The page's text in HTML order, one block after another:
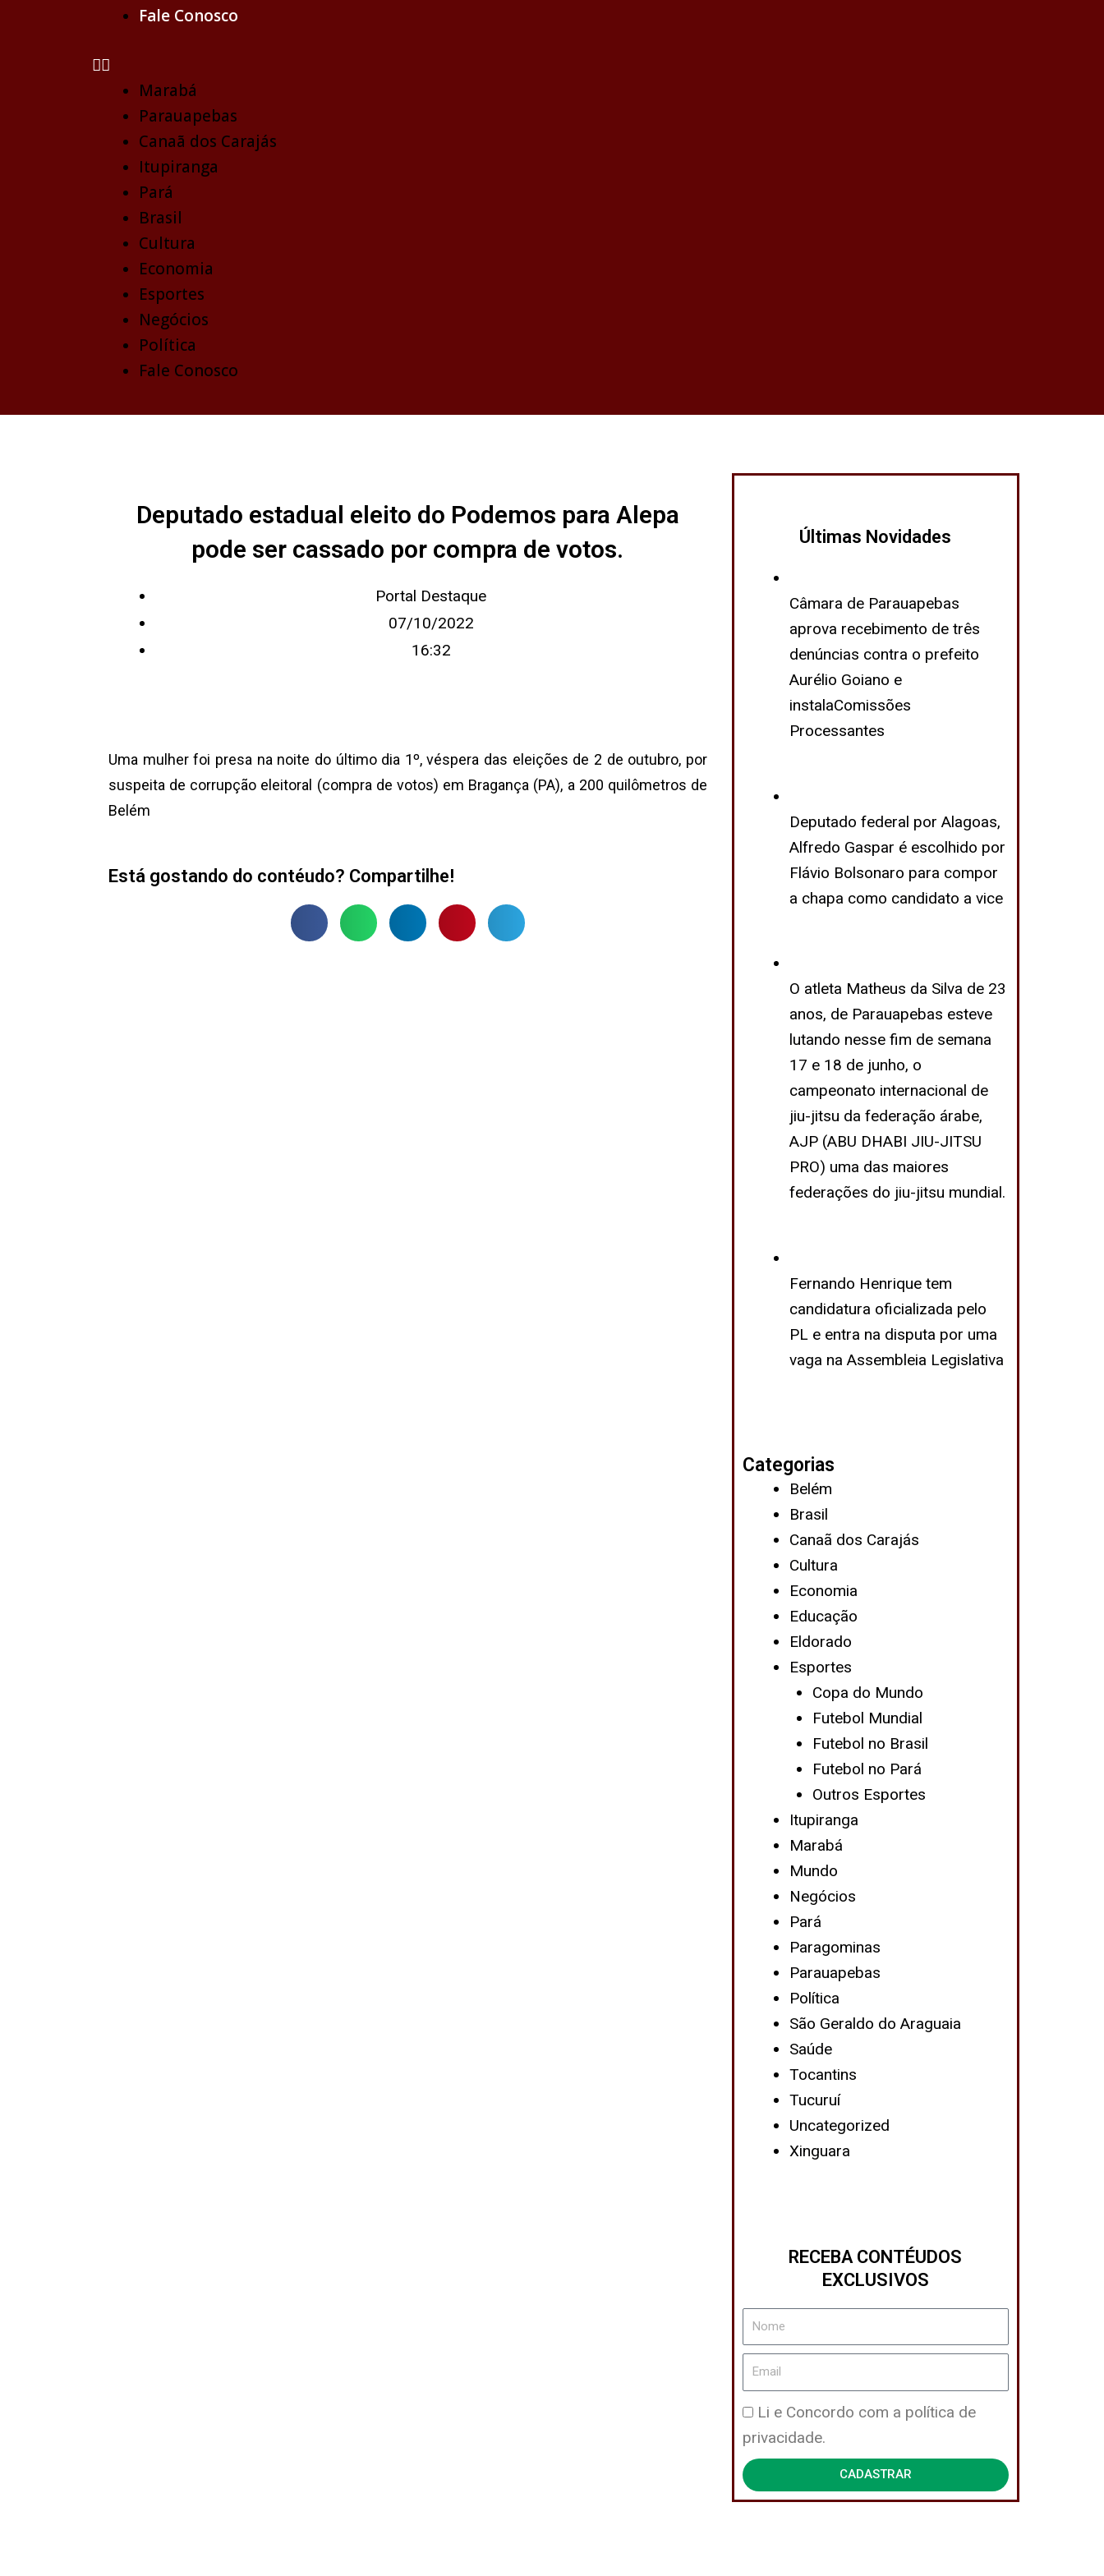
Fale Conosco
Marabá
Parauapebas
Canaã dos Carajás
Itupiranga
Pará
Brasil
Cultura
Economia
Esportes
Negócios
Política
Fale Conosco
Deputado estadual eleito do Podemos para Alepa
pode ser cassado por compra de votos.
Portal Destaque
07/10/2022
16:32
Uma mulher foi presa na noite do último dia 1º, véspera das eleições de 2 de outubro, por
suspeita de corrupção eleitoral (compra de votos) em Bragança (PA), a 200 quilômetros de
Belém
Está gostando do contéudo? Compartilhe!
Últimas Novidades
Câmara de Parauapebas
aprova recebimento de três
denúncias contra o prefeito
Aurélio Goiano e
instalaComissões
Processantes
Deputado federal por Alagoas,
Alfredo Gaspar é escolhido por
Flávio Bolsonaro para compor
a chapa como candidato a vice
O atleta Matheus da Silva de 23
anos, de Parauapebas esteve
lutando nesse fim de semana
17 e 18 de junho, o
campeonato internacional de
jiu-jitsu da federação árabe,
AJP (ABU DHABI JIU-JITSU
PRO) uma das maiores
federações do jiu-jitsu mundial.
Fernando Henrique tem
candidatura oficializada pelo
PL e entra na disputa por uma
vaga na Assembleia Legislativa
Categorias
Belém
Brasil
Canaã dos Carajás
Cultura
Economia
Educação
Eldorado
Esportes
Copa do Mundo
Futebol Mundial
Futebol no Brasil
Futebol no Pará
Outros Esportes
Itupiranga
Marabá
Mundo
Negócios
Pará
Paragominas
Parauapebas
Política
São Geraldo do Araguaia
Saúde
Tocantins
Tucuruí
Uncategorized
Xinguara
RECEBA CONTÉUDOS
EXCLUSIVOS
Nome
Email
Política
de
Privacidade
Li e Concordo com a política de
privacidade.
CADASTRAR